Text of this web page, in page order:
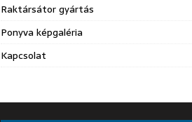
Raktársátor gyártás
Ponyva képgaléria
Kapcsolat